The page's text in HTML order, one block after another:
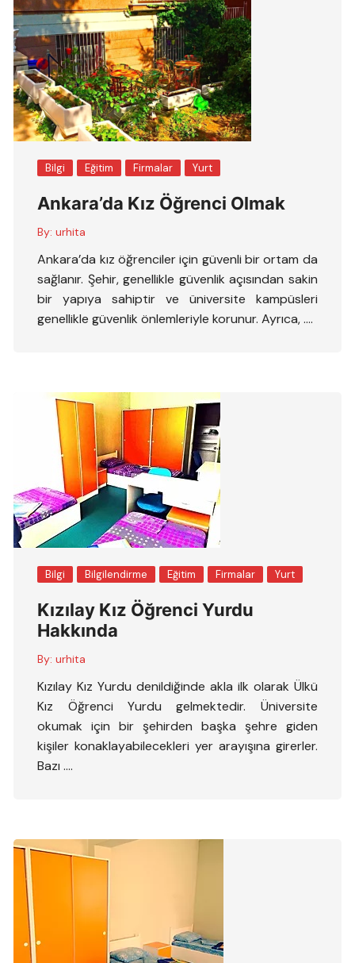
Bilgi Eğitim Firmalar Yurt
Ankara’da Kız Öğrenci Olmak
By: urhita
Ankara’da kız öğrenciler için güvenli bir ortam da
sağlanır. Şehir, genellikle güvenlik açısından sakin
bir yapıya sahiptir ve üniversite kampüsleri
genellikle güvenlik önlemleriyle korunur. Ayrıca, ….
Bilgi Bilgilendirme Eğitim Firmalar Yurt
Kızılay Kız Öğrenci Yurdu
Hakkında
By: urhita
Kızılay Kız Yurdu denildiğinde akla ilk olarak Ülkü
Kız Öğrenci Yurdu gelmektedir. Üniversite
okumak için bir şehirden başka şehre giden
kişiler konaklayabilecekleri yer arayışına girerler.
Bazı ….